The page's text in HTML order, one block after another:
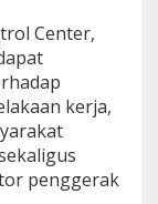
Center,
kerja,
penggerak